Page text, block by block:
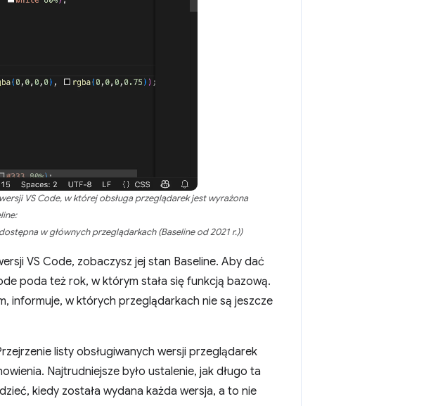
VS Code, w której obsługa przeglądarek jest wyrażona
w głównych przeglądarkach (Baseline od 2021 r.))
VS Code, zobaczysz jej stan Baseline. Aby dać
poda też rok, w którym stała się funkcją bazową.
informuje, w których przeglądarkach nie są jeszcze
listy obsługiwanych wersji przeglądarek
Najtrudniejsze było ustalenie, jak długo ta
kiedy została wydana każda wersja, a to nie